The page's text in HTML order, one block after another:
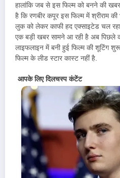
हालांकि जब से इस फिल्म को बनने की
है कि रणबीर कपूर इस फिल्म में श्रीराम
लुक को लेकर काफी हद एक्साइटेड चल
एक बड़ी खबर सामने आ रही है अब पिछले
लाइफलाइन में बनी हुई फिल्म की शूटिंग
फिल्म के लीड स्टार कास्ट नहीं है.